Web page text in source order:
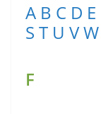
A B C D E
S T U VW
F